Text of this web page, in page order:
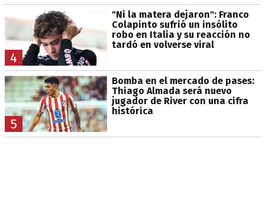
4
"Ni la matera dejaron": Franco
Colapinto sufrió un insólito
robo en Italia y su reacción no
tardó en volverse viral
5
Bomba en el mercado de pases:
Thiago Almada será nuevo
jugador de River con una cifra
histórica